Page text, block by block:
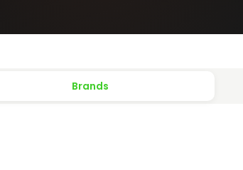
Brands